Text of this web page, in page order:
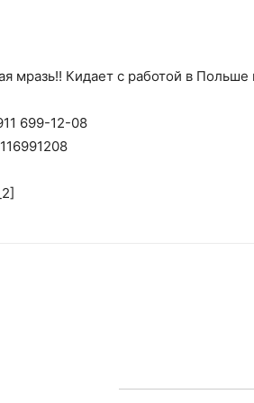
мразь!! Кидает с работой в Польше
699-12-08